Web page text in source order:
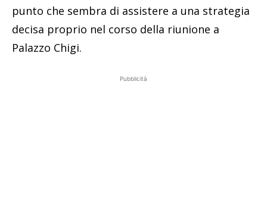
punto che sembra di assistere a una strategia
decisa proprio nel corso della riunione a
Palazzo Chigi.
Pubblicità